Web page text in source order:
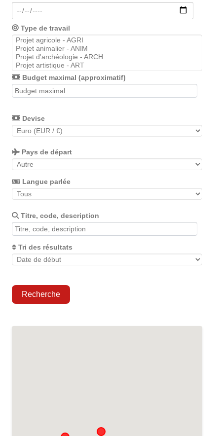
Type de travail
Budget maximal (approximatif)
Devise
Pays de départ
Langue parlée
Titre, code, description
Tri des résultats
Recherche